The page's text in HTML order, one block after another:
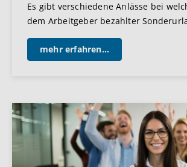
Es gibt verschiedene Anlässe bei
dem Arbeitgeber bezahlter
mehr erfahren...